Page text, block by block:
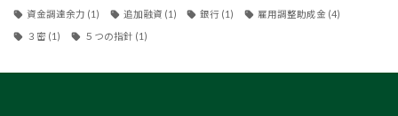
資金調達余力 (1) 追加融資 (1) 銀行 (1) 雇用調整助成金 (4)
３密 (1) ５つの指針 (1)